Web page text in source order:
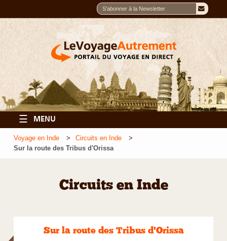
☰ MENU
Voyage en Inde
Circuits en Inde
Sur la route des Tribus d'Orissa
Circuits en Inde
Sur la route des Tribus d'Orissa